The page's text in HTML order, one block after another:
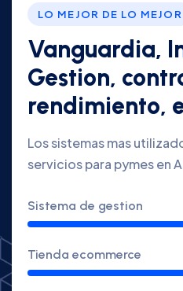
LO MEJOR DE LO MEJOR
Vanguardia,
Gestion,
rendimiento,
Los sistemas mas
servicios para pymes en
Sistema de gestion
Tienda ecommerce